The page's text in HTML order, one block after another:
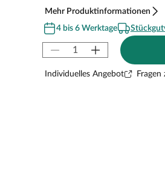
Mehr Produktinformationen
4 bis 6 Werktage
Individuelles Angebot